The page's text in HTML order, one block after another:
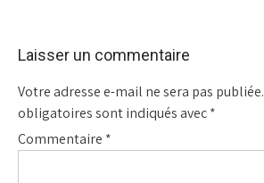
Laisser un commentaire
Votre adresse e-mail ne sera pas publiée.
obligatoires sont indiqués avec*
Commentaire *